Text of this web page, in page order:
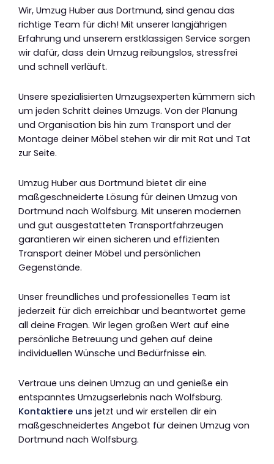
Wir, Umzug Huber aus Dortmund, sind genau das
richtige Team für dich! Mit unserer langjährigen
Erfahrung und unserem erstklassigen Service sorgen
wir dafür, dass dein Umzug reibungslos, stressfrei
und schnell verläuft.
Unsere spezialisierten Umzugsexperten kümmern sich
um jeden Schritt deines Umzugs. Von der Planung
und Organisation bis hin zum Transport und der
Montage deiner Möbel stehen wir dir mit Rat und Tat
zur Seite.
Umzug Huber aus Dortmund bietet dir eine
maßgeschneiderte Lösung für deinen Umzug von
Dortmund nach Wolfsburg. Mit unseren modernen
und gut ausgestatteten Transportfahrzeugen
garantieren wir einen sicheren und effizienten
Transport deiner Möbel und persönlichen
Gegenstände.
Unser freundliches und professionelles Team ist
jederzeit für dich erreichbar und beantwortet gerne
all deine Fragen. Wir legen großen Wert auf eine
persönliche Betreuung und gehen auf deine
individuellen Wünsche und Bedürfnisse ein.
Vertraue uns deinen Umzug an und genieße ein
entspanntes Umzugserlebnis nach Wolfsburg.
Kontaktiere uns jetzt und wir erstellen dir ein
maßgeschneidertes Angebot für deinen Umzug von
Dortmund nach Wolfsburg.